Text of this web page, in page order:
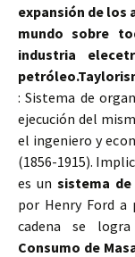
expansión de los
mundo sobre
industria
petróleo.
:Sistema de
ejecución del
el ingeniero y
(1856-1915).
es unsistema
por Henry Ford a
cadena se
Consumo de